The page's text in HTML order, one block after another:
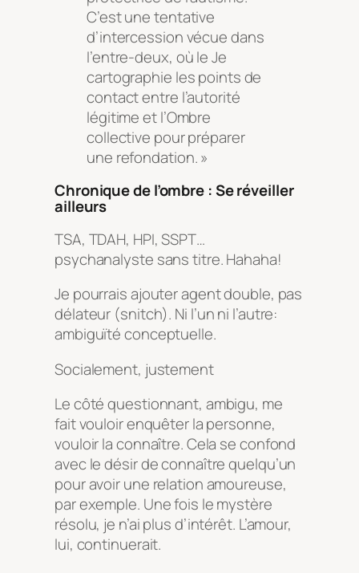
C’est une tentative
d’intercession vécue dans
l’entre-deux, où le Je
cartographie les points de
contact entre l’autorité
légitime et l’Ombre
collective pour préparer
une refondation. »
Chronique de l’ombre : Se réveiller
ailleurs
TSA, TDAH, HPI, SSPT…
psychanalyste sans titre. Hahaha!
Je pourrais ajouter agent double, pas
délateur (snitch). Ni l’un ni l’autre:
ambiguïté conceptuelle.
Socialement, justement
Le côté questionnant, ambigu, me
fait vouloir enquêter la personne,
vouloir la connaître. Cela se confond
avec le désir de connaître quelqu’un
pour avoir une relation amoureuse,
par exemple. Une fois le mystère
résolu, je n’ai plus d’intérêt. L’amour,
lui, continuerait.